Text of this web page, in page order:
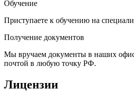
Обучение
Приступаете к обучению на
Получение документов
Мы вручаем документы в наших
почтой в любую точку РФ.
Лицензии